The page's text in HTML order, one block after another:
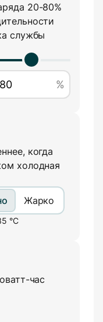
20-80%
службы
%
когда
холодная
Жарко
°C
час